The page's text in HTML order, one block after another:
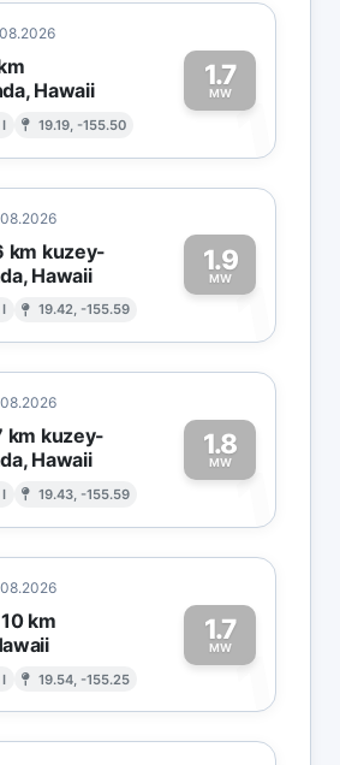
Hawaii
I 19.19, -155.50
1.7
MW1
km kuzey-
Hawaii
I 19.42, -155.59
1.9
MW1
km kuzey-
Hawaii
I 19.43, -155.59
1.8
MW1
km
I 19.54, -155.25
1.7
MW1